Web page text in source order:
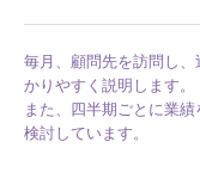
毎月、顧問先を訪問し
かりやすく説明します。
また、四半期ごとに業
検討しています。